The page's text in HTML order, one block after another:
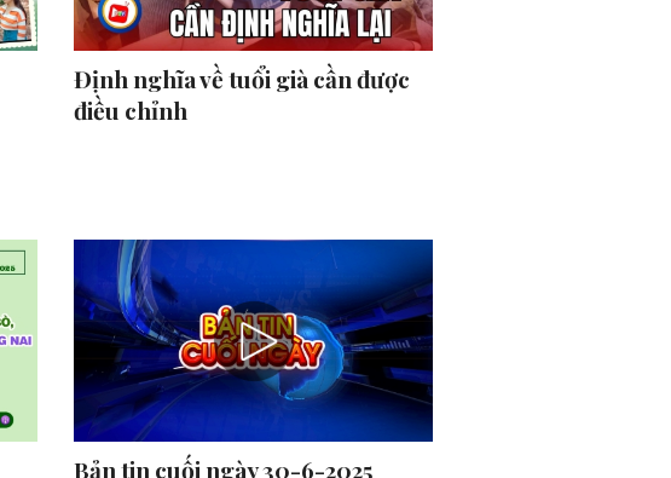
Định nghĩa về tuổi già cần được
điều chỉnh
Bản tin cuối ngày 30-6-2025